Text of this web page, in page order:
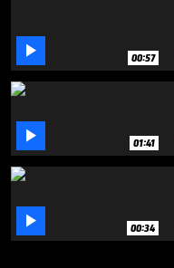
 00:57
 01:41
 00:34